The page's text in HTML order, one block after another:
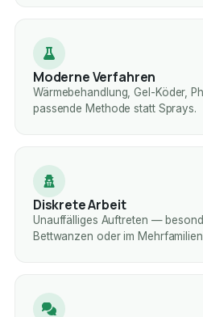
Moderne Verfahren
Wärmebehandlung, Gel-Köder,
passende Methode statt Sprays.
Diskrete Arbeit
Unauffälliges Auftreten —
Bettwanzen oder im